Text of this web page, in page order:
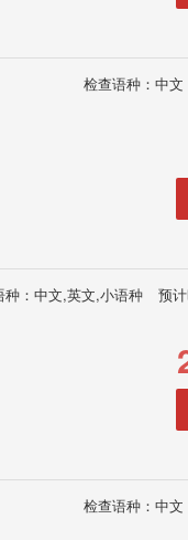
检查语种：中文
种：中文,英文,小语种 预
检查语种：中文